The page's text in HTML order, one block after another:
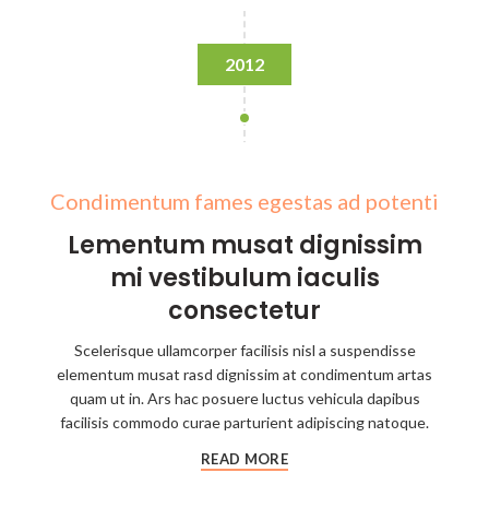
2012
Condimentum fames egestas ad potenti
Lementum musat dignissim
mi vestibulum iaculis
consectetur
Scelerisque ullamcorper facilisis nisl a suspendisse
elementum musat rasd dignissim at condimentum artas
quam ut in. Ars hac posuere luctus vehicula dapibus
facilisis commodo curae parturient adipiscing natoque.
READ MORE